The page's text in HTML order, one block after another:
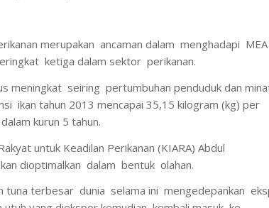
merupakan ancaman dalam menghadapi MEA
ketiga dalam sektor perikanan.
meningkat seiring pertumbuhan penduduk dan
ikan tahun 2013 mencapai 35,15 kilogram (kg) per
kurun 5 tahun.
untuk Keadilan Perikanan (KIARA) Abdul
dioptimalkan dalam bentuk olahan.
tuna terbesar dunia selama ini mengedepankan